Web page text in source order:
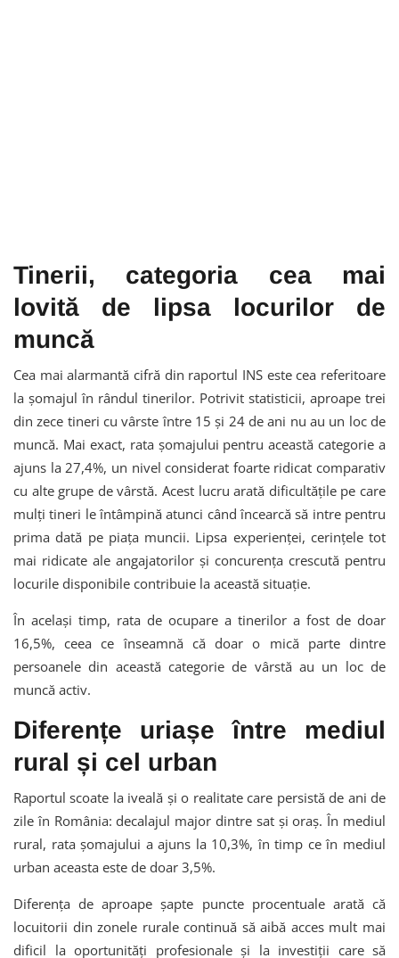
Tinerii, categoria cea mai
lovită de lipsa locurilor de
muncă
Cea mai alarmantă cifră din raportul INS este cea referitoare
la șomajul în rândul tinerilor. Potrivit statisticii, aproape trei
din zece tineri cu vârste între 15 și 24 de ani nu au un loc de
muncă. Mai exact, rata șomajului pentru această categorie a
ajuns la 27,4%, un nivel considerat foarte ridicat comparativ
cu alte grupe de vârstă. Acest lucru arată dificultățile pe care
mulți tineri le întâmpină atunci când încearcă să intre pentru
prima dată pe piața muncii. Lipsa experienței, cerințele tot
mai ridicate ale angajatorilor și concurența crescută pentru
locurile disponibile contribuie la această situație.
În același timp, rata de ocupare a tinerilor a fost de doar
16,5%, ceea ce înseamnă că doar o mică parte dintre
persoanele din această categorie de vârstă au un loc de
muncă activ.
Diferențe uriașe între mediul
rural și cel urban
Raportul scoate la iveală și o realitate care persistă de ani de
zile în România: decalajul major dintre sat și oraș. În mediul
rural, rata șomajului a ajuns la 10,3%, în timp ce în mediul
urban aceasta este de doar 3,5%.
Diferența de aproape șapte puncte procentuale arată că
locuitorii din zonele rurale continuă să aibă acces mult mai
dificil la oportunități profesionale și la investiții care să